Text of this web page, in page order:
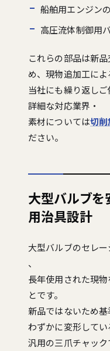
船舶用エンジン
高圧流体制御用
これらの部品は新
め、現物追加工によ
当社にも繰り返しご
詳細な対応業界・
素材については切
ださい。
大型バルブを
用治具設計
大型バルブのセレ
、
長年使用された現
とです。
新品ではないため基
わずかに変形してい
汎用の三爪チャック